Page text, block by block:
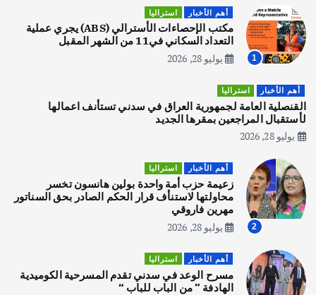
2
اصبح بطلاً لأستراليا بلعبة كمال الاجسام
يوليو 30, 2026
3
يوليو 30, 2026
4
المقبل
يوليو 28, 2026
أهم الأخبار ثقافة وفنون
انطلاق ورشة التمثيل في مدينة كلباء الاماراتية
أغسطس 5, 2026
1
أهم الأخبار استراليا
مكتب الإحصاءات الأسترالي (ABS) يجري عملية
التعداد السكاني في11 من الشهر المقبل
يوليو 28, 2026
أهم الأخبار استراليا
القنصلية العامة لجمهورية العراق في سدني تستأنف اعمالها
لأستقبال المراجعين بمقرها الجديد
يوليو 28, 2026
2
أهم الأخبار استراليا
زعيمة حزب أمة واحدة بولين هانسون تخسر
محاولتها لاستنأف قرار الحكم الصادر بحق السناتور
مهرين فاروقي
يوليو 28, 2026
أهم الأخبار استراليا
مسرح الوعد في سدني تقدم المسرحية الكوميدية
الهادفة ” من الباب للباب “